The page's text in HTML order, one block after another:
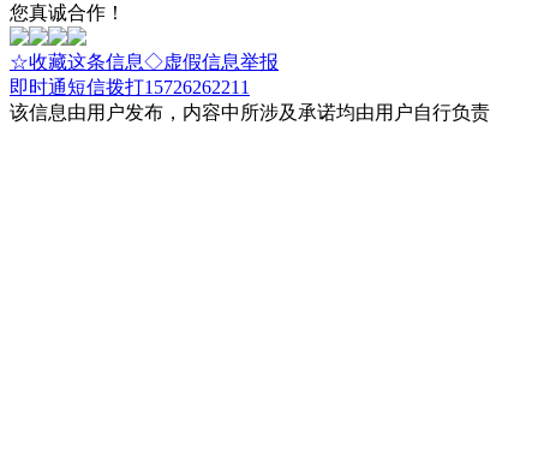
您真诚合作！
☆收藏这条信息◇虚假信息举报
即时通短信拨打15726262211
该信息由用户发布，内容中所涉及承诺均由用户自行负责